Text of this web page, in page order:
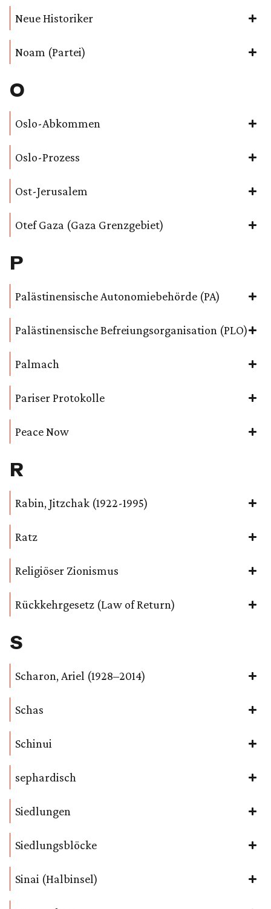
Neue Historiker
Noam (Partei)
O
Oslo-Abkommen
Oslo-Prozess
Ost-Jerusalem
Otef Gaza (Gaza Grenzgebiet)
P
Palästinensische Autonomiebehörde (PA)
Palästinensische Befreiungsorganisation (PLO)
Palmach
Pariser Protokolle
Peace Now
R
Rabin, Jitzchak (1922-1995)
Ratz
Religiöser Zionismus
Rückkehrgesetz (Law of Return)
S
Scharon, Ariel (1928–2014)
Schas
Schinui
sephardisch
Siedlungen
Siedlungsblöcke
Sinai (Halbinsel)